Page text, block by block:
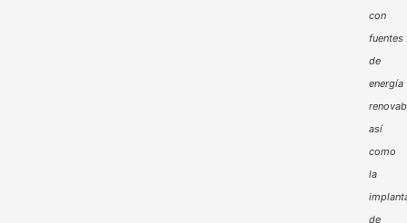
con
fuentes
de
energía
así
como
la
de